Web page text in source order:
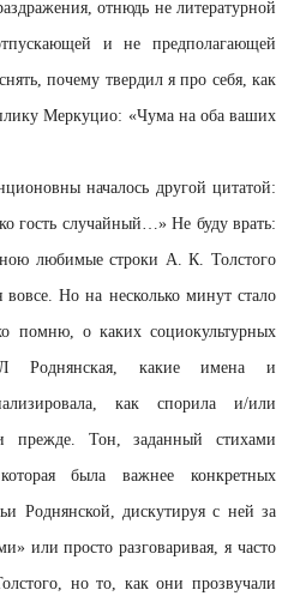
отнюдь не литературной
и не предполагающей
почему твердил я про себя, как
Меркуцио: «Чума на оба ваших
началось другой цитатой:
гость случайный…» Не буду врать:
любимые строки А. К. Толстого
Но на несколько минут стало
помню, о каких социокультурных
Роднянская, какие имена и
как спорила и/или
прежде. Тон, заданный стихами
была важнее конкретных
Роднянской, дискутируя с ней за
или просто разговаривая, я часто
но то, как они прозвучали